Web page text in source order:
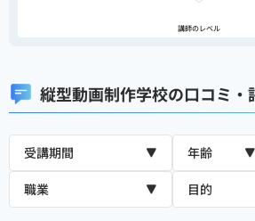
講師のレベル
縦型動画制作学校の口コミ・